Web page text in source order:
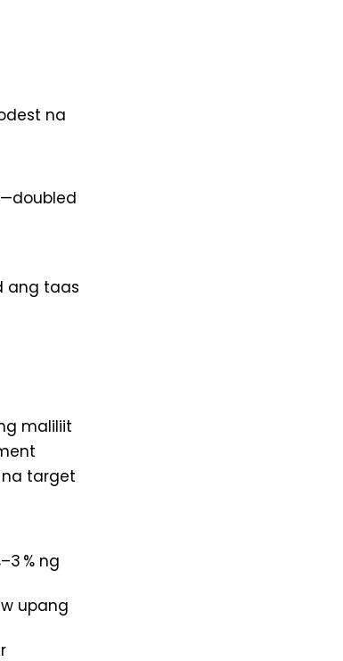
na
ang taas
maliliit
target
% ng
upang